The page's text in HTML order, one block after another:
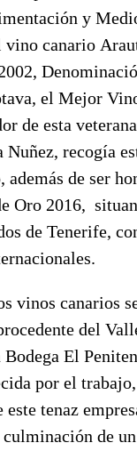
y
vino canario
el Mejor
de esta
Nuñez, recogía
de ser
Oro 2016,
de Tenerife,
vinos canarios
del
El
por el
este tenaz
de